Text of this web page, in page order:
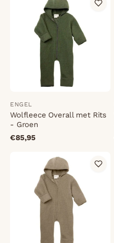
ENGEL
Wolfleece Overall met Rits
- Groen
€85,95